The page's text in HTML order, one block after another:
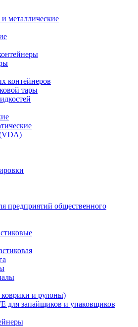
металлические
контейнеров
тары
предприятий общественного
и рулоны)
для запайщиков и упаковщиков